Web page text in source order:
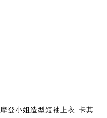
摩登小姐造型短袖上衣-卡其